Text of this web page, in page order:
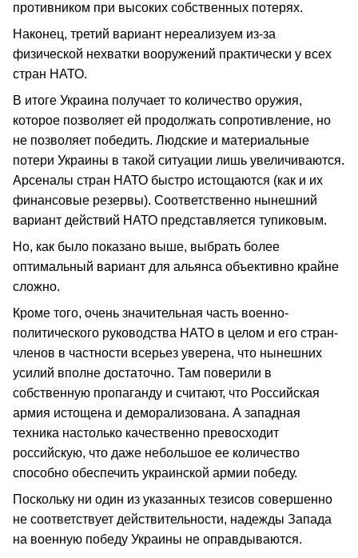
противником при высоких собственных потерях.
Наконец, третий вариант нереализуем из-за
физической нехватки вооружений практически у всех
стран НАТО.
В итоге Украина получает то количество оружия,
которое позволяет ей продолжать сопротивление, но
не позволяет победить. Людские и материальные
потери Украины в такой ситуации лишь увеличиваются.
Арсеналы стран НАТО быстро истощаются (как и их
финансовые резервы). Соответственно нынешний
вариант действий НАТО представляется тупиковым.
Но, как было показано выше, выбрать более
оптимальный вариант для альянса объективно крайне
сложно.
Кроме того, очень значительная часть военно-
политического руководства НАТО в целом и его стран-
членов в частности всерьез уверена, что нынешних
усилий вполне достаточно. Там поверили в
собственную пропаганду и считают, что Российская
армия истощена и деморализована. А западная
техника настолько качественно превосходит
российскую, что даже небольшое ее количество
способно обеспечить украинской армии победу.
Поскольку ни один из указанных тезисов совершенно
не соответствует действительности, надежды Запада
на военную победу Украины не оправдываются.